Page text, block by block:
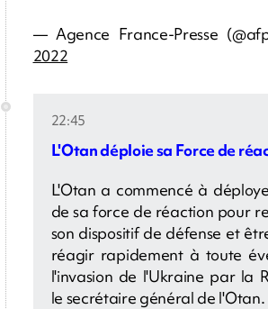
— Agence France-Presse
2022
22:45
L'Otan déploie sa Force de
L'Otan a commencé à
de sa force de réaction pour
son dispositif de défense et
réagir rapidement à toute
l'invasion de l'Ukraine par la
le secrétaire général de l'Otan.